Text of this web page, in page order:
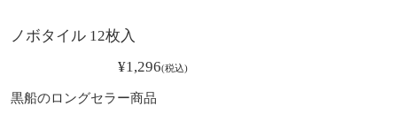
ノボタイル 12枚入
¥1,296 税込
黒船のロングセラー商品